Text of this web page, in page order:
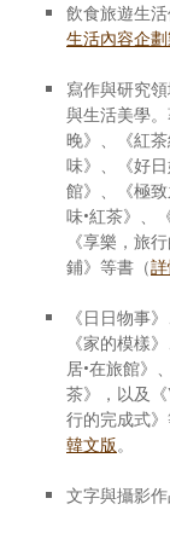
關於Yilan
個人著作
活動實況記錄
媒體報導一覽
合作與代言
訂閱電子報
飲食旅遊生活
生活內容企
寫作與研究
與生活美學
晚》、《紅
味》、《好
館》、《極
味•紅茶》、
《享樂，旅
鋪》等書（
《日日物事
《家的模樣
居•在旅館》
茶》，以及
行的完成式
韓文版。
文字與攝影